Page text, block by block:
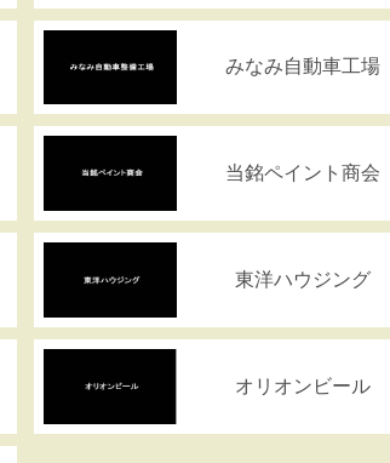
みなみ自動車工場
当銘ペイント商会
東洋ハウジング
オリオンビール